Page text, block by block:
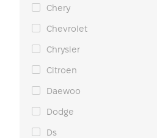
Chery
Chevrolet
Chrysler
Citroen
Daewoo
Dodge
Ds